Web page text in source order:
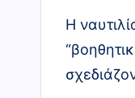
Η